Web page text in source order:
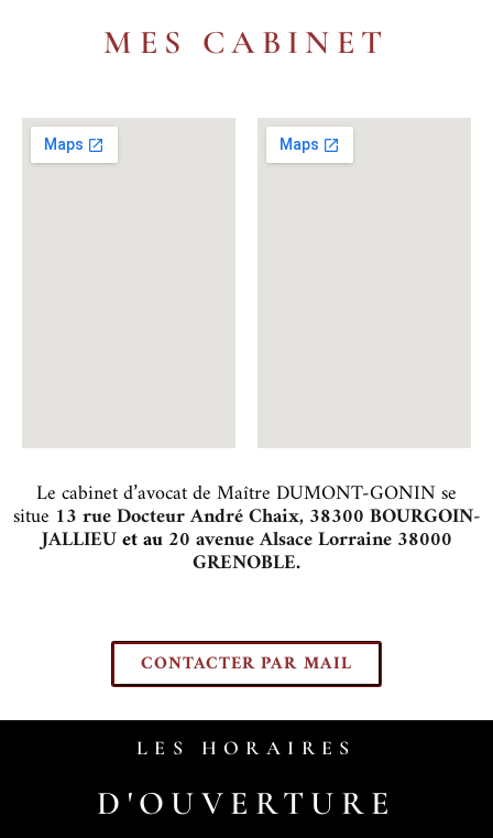
MES CABINET
Le cabinet d’avocat de Maître DUMONT-GONIN se
situe 13 rue Docteur André Chaix, 38300 BOURGOIN-
JALLIEUet au20 avenue Alsace Lorraine 38000
GRENOBLE.
CONTACTER PAR MAIL
LES HORAIRES
D'OUVERTURE